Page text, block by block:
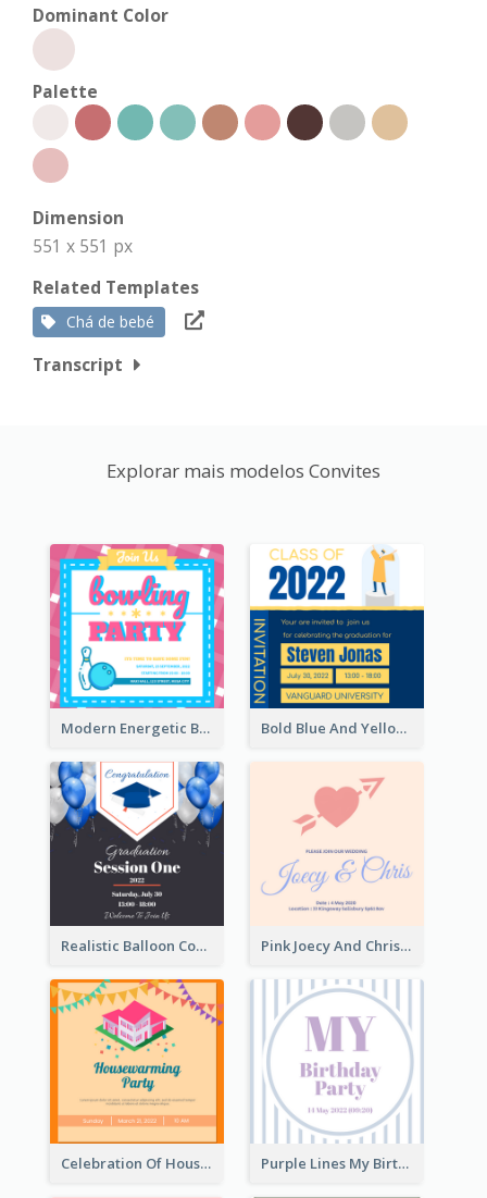
Dominant Color
Palette
Dimension
551 x 551 px
Related Templates
Chá de bebé
Transcript
Explorar mais modelos Convites
Modern Energetic Bowling Invitation Design Bold Blue And Yellow Educational Ceremony Invitation Design Ideas
Realistic Balloon Cool Graduation Ceremony Design Pink Joecy And Chris Wedding Invitation
Celebration Of Housewarming Party Invitation Purple Lines My Birthday Party Celebration Invitation